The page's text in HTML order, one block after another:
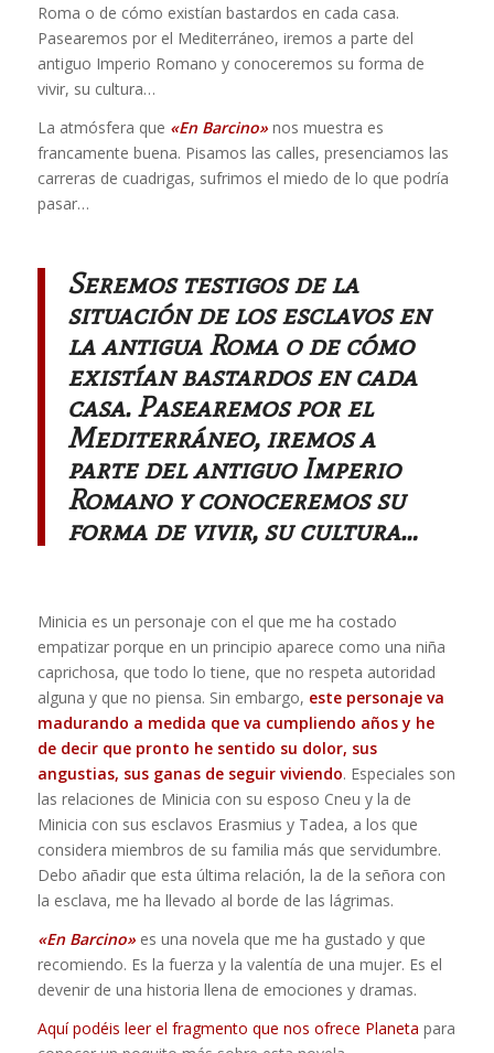
Roma o de cómo existían bastardos en cada casa.
Pasearemos por el Mediterráneo, iremos a parte del
antiguo Imperio Romano y conoceremos su forma de
vivir, su cultura…
La atmósfera que «En Barcino»nos muestra es
francamente buena. Pisamos las calles, presenciamos las
carreras de cuadrigas, sufrimos el miedo de lo que podría
pasar…
Seremos testigos de la
situación de los esclavos en
la antigua Roma o de cómo
existían bastardos en cada
casa. Pasearemos por el
Mediterráneo, iremos a
parte del antiguo Imperio
Romano y conoceremos su
forma de vivir, su cultura…
Minicia es un personaje con el que me ha costado
empatizar porque en un principio aparece como una niña
caprichosa, que todo lo tiene, que no respeta autoridad
alguna y que no piensa. Sin embargo, este personaje va
madurando a medida que va cumpliendo años y he
de decir que pronto he sentido su dolor, sus
angustias, sus ganas de seguir viviendo. Especiales son
las relaciones de Minicia con su esposo Cneu y la de
Minicia con sus esclavos Erasmius y Tadea, a los que
considera miembros de su familia más que servidumbre.
Debo añadir que esta última relación, la de la señora con
la esclava, me ha llevado al borde de las lágrimas.
«En Barcino»es una novela que me ha gustado y que
recomiendo. Es la fuerza y la valentía de una mujer. Es el
devenir de una historia llena de emociones y dramas.
Aquí podéis leer el fragmento que nos ofrece Planeta para